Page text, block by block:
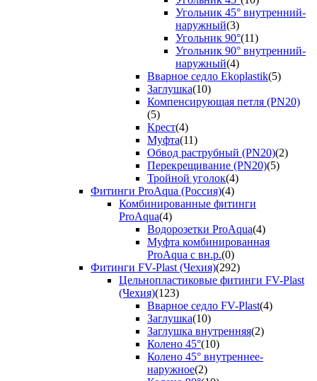
Угольник 45° внутренний-
наружный(3)
Угольник 90°(11)
Угольник 90° внутренний-
наружный(4)
Вварное седло Ekoplastik(5)
Заглушка(10)
Компенсирующая петля (PN20)
(5)
Крест(4)
Муфта(11)
Обвод раструбный (PN20)(2)
Перекрещивание (PN20)(5)
Тройной уголок(4)
Фитинги ProAqua (Россия)(4)
Комбинированные фитинги
ProAqua(4)
Водорозетки ProAqua(4)
Муфта комбинированная
ProAqua с вн.р.(0)
Фитинги FV-Plast (Чехия)(292)
Цельнопластиковые фитинги FV-Plast
(Чехия)(123)
Вварное седло FV-Plast(4)
Заглушка(10)
Заглушка внутренняя(2)
Колено 45°(10)
Колено 45° внутреннее-
наружное(2)